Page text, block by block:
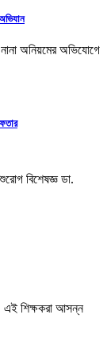
নানা অনিয়মের অভিযোগে
বিশেষজ্ঞ ডা.
এই শিক্ষকরা আসন্ন